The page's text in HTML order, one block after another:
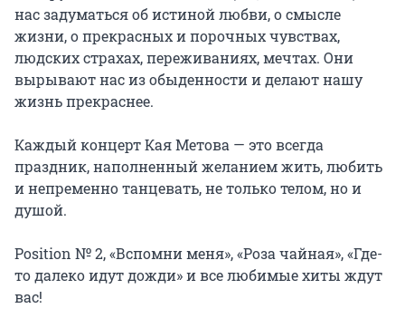
нас задуматься об истиной любви, о смысле
жизни, о прекрасных и порочных чувствах,
людских страхах, переживаниях, мечтах. Они
вырывают нас из обыденности и делают нашу
жизнь прекраснее.
Каждый концерт Кая Метова — это всегда
праздник, наполненный желанием жить, любить
и непременно танцевать, не только телом, но и
душой.
Position № 2, «Вспомни меня», «Роза чайная», «Где-
то далеко идут дожди» и все любимые хиты ждут
вас!